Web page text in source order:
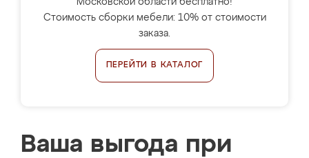
Московской области бесплатно!
Стоимость сборки мебели: 10% от стоимости
заказа.
ПЕРЕЙТИ В КАТАЛОГ
Ваша выгода при